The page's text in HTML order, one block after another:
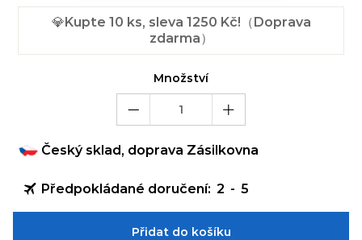
💎Kupte 10 ks, sleva 1250 Kč!（Doprava
zdarma）
Množství
Český sklad, doprava Zásilkovna
Předpokládané doručení: 2 - 5
Přidat do košíku